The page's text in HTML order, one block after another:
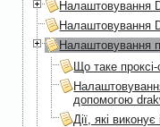
Налаштовування
Налаштовування
Налаштовування
Що таке
допомогою
Дії, які